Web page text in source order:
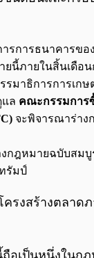
รการธนาคารขอ
ยนี้ภายในสิ้นเดือ
มาธิการการเก
ล คณะกรรมกา
จะพิจารณาร่า
กฎหมายฉบับสม
รัมป์
ครงสร้างตลาด